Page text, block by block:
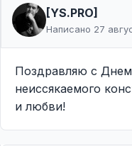
[YS.PRO]
Написано 27
Поздравляю с
неиссякаемого
и любви!